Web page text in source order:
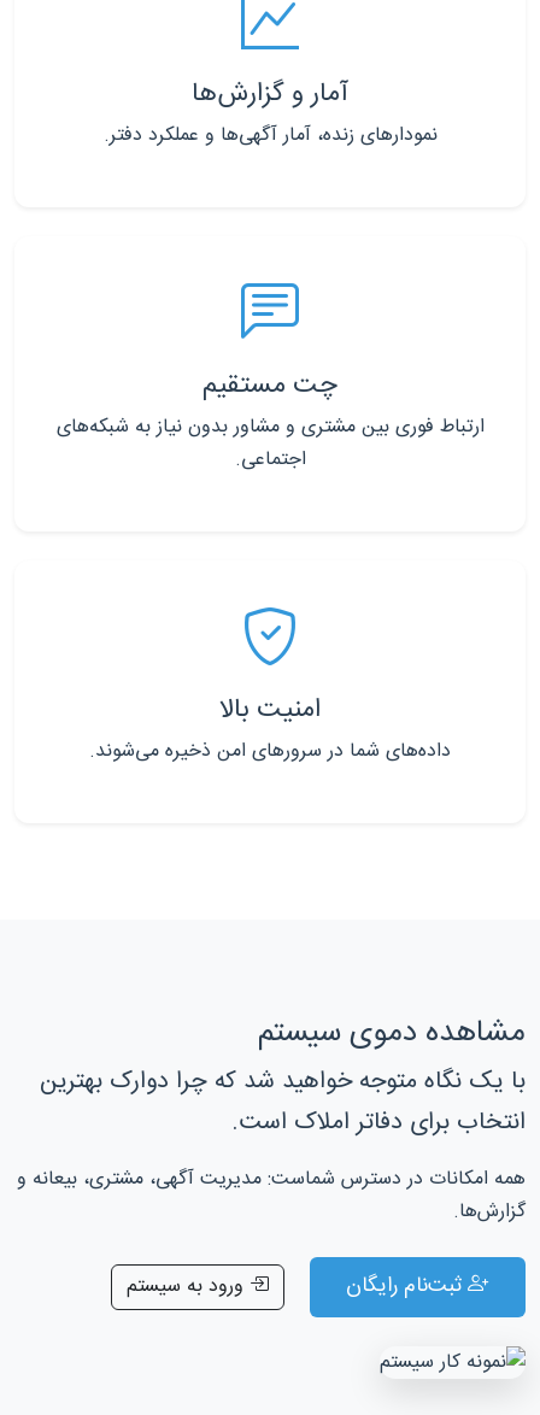
آمار و گزارش‌ها
نمودارهای زنده، آمار آگهی‌ها و عملکرد دفتر.
چت مستقیم
ارتباط فوری بین مشتری و مشاور بدون نیاز به شبکه‌های
اجتماعی.
امنیت بالا
داده‌های شما در سرورهای امن ذخیره می‌شوند.
مشاهده دموی سیستم
با یک نگاه متوجه خواهید شد که چرا دوارک بهترین
انتخاب برای دفاتر املاک است.
همه امکانات در دسترس شماست: مدیریت آگهی، مشتری، بیعانه و
گزارش‌ها.
ثبت‌نام رایگان ورود به سیستم